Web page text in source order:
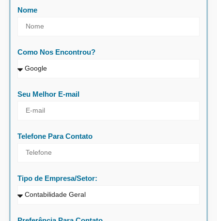
Nome
Como Nos Encontrou?
Seu Melhor E-mail
Telefone Para Contato
Tipo de Empresa/Setor: